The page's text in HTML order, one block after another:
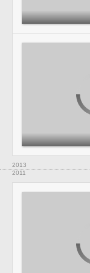
2013
2011